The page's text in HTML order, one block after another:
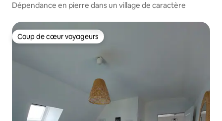
Dépendance en pierre dans un village de caractère
Coup de cœur voyageurs
Coup de cœur voyageurs